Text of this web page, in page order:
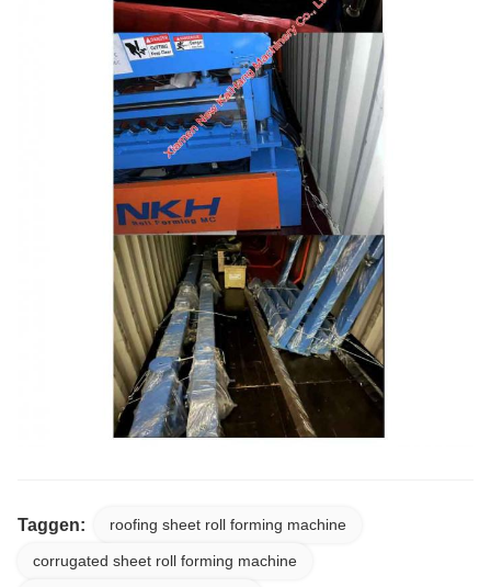
Taggen: roofing sheet roll forming machine
corrugated sheet roll forming machine